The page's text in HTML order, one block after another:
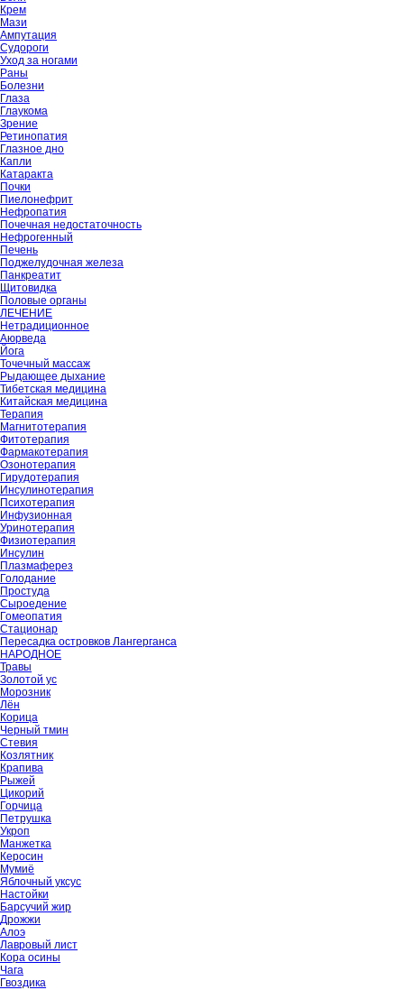
Крем
Мази
Ампутация
Судороги
Уход за ногами
Раны
Болезни
Глаза
Глаукома
Зрение
Ретинопатия
Глазное дно
Капли
Катаракта
Почки
Пиелонефрит
Нефропатия
Почечная недостаточность
Нефрогенный
Печень
Поджелудочная железа
Панкреатит
Щитовидка
Половые органы
ЛЕЧЕНИЕ
Нетрадиционное
Аюрведа
Йога
Точечный массаж
Рыдающее дыхание
Тибетская медицина
Китайская медицина
Терапия
Магнитотерапия
Фитотерапия
Фармакотерапия
Озонотерапия
Гирудотерапия
Инсулинотерапия
Психотерапия
Инфузионная
Уринотерапия
Физиотерапия
Инсулин
Плазмаферез
Голодание
Простуда
Сыроедение
Гомеопатия
Стационар
Пересадка островков Лангерганса
НАРОДНОЕ
Травы
Золотой ус
Морозник
Лён
Корица
Черный тмин
Стевия
Козлятник
Крапива
Рыжей
Цикорий
Горчица
Петрушка
Укроп
Манжетка
Керосин
Мумиё
Яблочный уксус
Настойки
Барсучий жир
Дрожжи
Алоэ
Лавровый лист
Кора осины
Чага
Гвоздика